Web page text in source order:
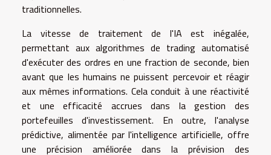
traditionnelles.
La vitesse de traitement de l'IA est inégalée,
permettant aux algorithmes de trading automatisé
d'exécuter des ordres en une fraction de seconde, bien
avant que les humains ne puissent percevoir et réagir
aux mêmes informations. Cela conduit à une réactivité
et une efficacité accrues dans la gestion des
portefeuilles d'investissement. En outre, l'analyse
prédictive, alimentée par l'intelligence artificielle, offre
une précision améliorée dans la prévision des